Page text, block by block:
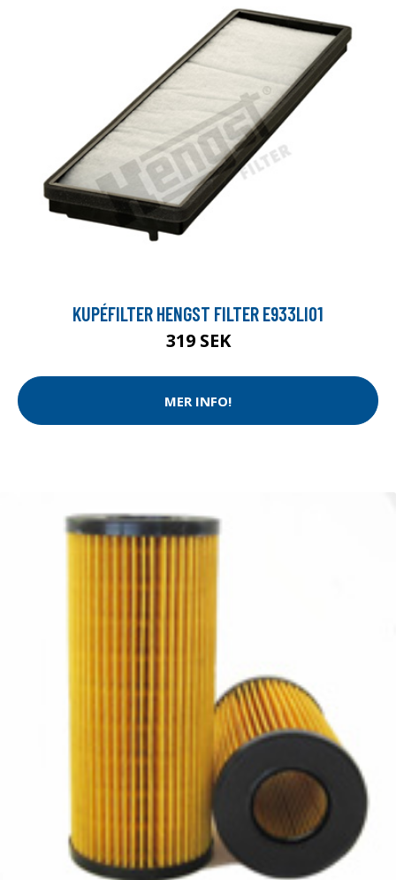
KUPÉFILTER HENGST FILTER E933LI01
319 SEK
MER INFO!